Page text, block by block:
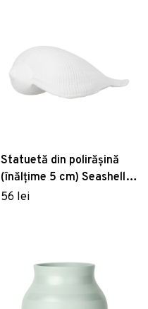
Statuetă din polirășină
(înălțime 5 cm) Seashell –
Ixia
56 lei